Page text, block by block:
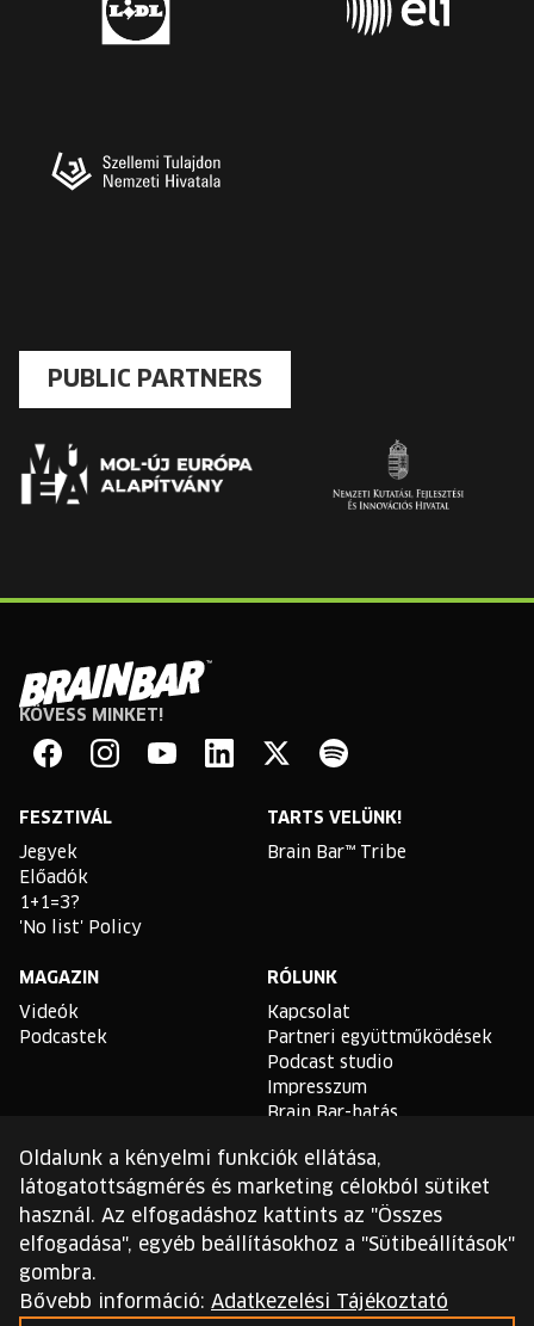
PUBLIC PARTNERS
Brain
Bar
KÖVESS MINKET!
FESZTIVÁL
Jegyek
Előadók
1+1=3?
'No list' Policy
TARTS VELÜNK!
Brain Bar™ Tribe
MAGAZIN
Videók
Podcastek
RÓLUNK
Kapcsolat
Partneri együttműködések
Podcast studio
Impresszum
Brain Bar-hatás
TLDR
Általános Szerződési
Feltételek
Sütikezelési Szabályzat
Adatvédelmi Szabályzat
Oldalunk a kényelmi funkciók ellátása,
látogatottságmérés és marketing célokból sütiket
használ. Az elfogadáshoz kattints az "Összes
elfogadása", egyéb beállításokhoz a "Sütibeállítások"
gombra.
Bővebb információ: Adatkezelési Tájékoztató